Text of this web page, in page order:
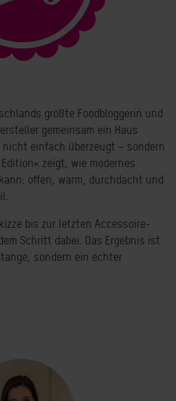
größte Foodbloggerin und
gemeinsam ein Haus
nicht einfach überzeugt – sondern
zeigt, wie modernes
offen, warm, durchdacht und
bis zur letzten Accessoire-
Schritt dabei. Das Ergebnis ist
sondern ein echter